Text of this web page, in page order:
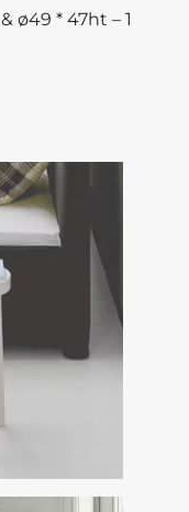
ø49 * 47ht – 1